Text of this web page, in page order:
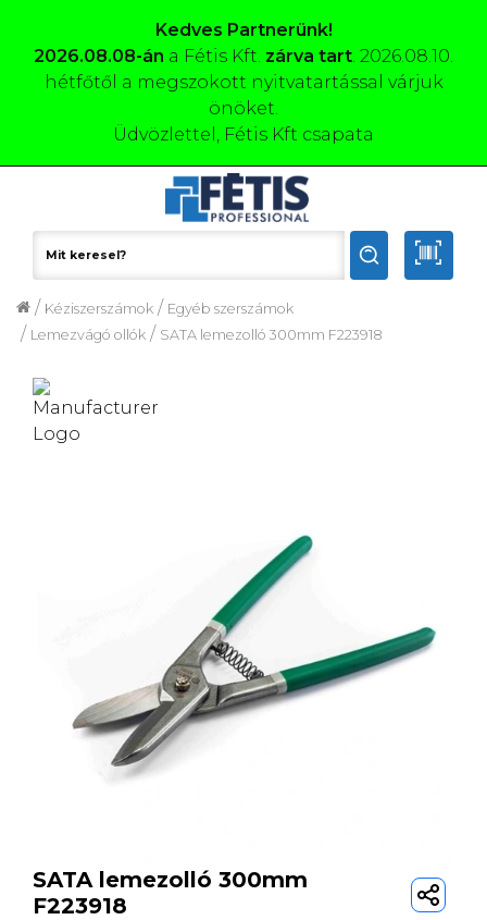
Kedves Partnerünk!
2026.08.08-án a Fétis Kft. zárva tart. 2026.08.10.
hétfőtől a megszokott nyitvatartással várjuk
önöket.
Üdvözlettel, Fétis Kft csapata
SATA lemezolló 300mm F223918
/
Lemezvágó ollók
/
Egyéb szerszámok
/
Kéziszerszámok
/
SATA lemezolló 300mm
F223918